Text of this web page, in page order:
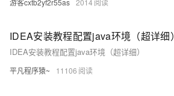
IDEA安装教程配置java环境（超详细）
IDEA安装教程配置java环境（超详细）
平凡程序猿~ 11106